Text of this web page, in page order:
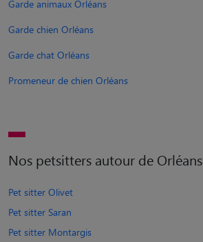
Garde animaux Orléans
Garde chien Orléans
Garde chat Orléans
Promeneur de chien Orléans
Nos petsitters autour de Orléans
Pet sitter Olivet
Pet sitter Saran
Pet sitter Montargis